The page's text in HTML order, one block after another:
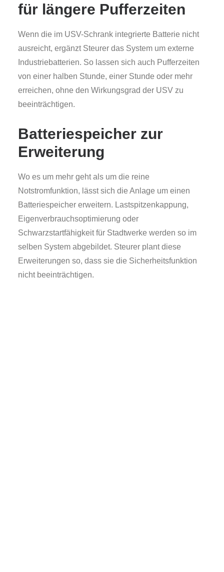
für längere Pufferzeiten
Wenn die im USV-Schrank integrierte Batterie nicht
ausreicht, ergänzt Steurer das System um externe
Industriebatterien. So lassen sich auch Pufferzeiten
von einer halben Stunde, einer Stunde oder mehr
erreichen, ohne den Wirkungsgrad der USV zu
beeinträchtigen.
Batteriespeicher zur
Erweiterung
Wo es um mehr geht als um die reine
Notstromfunktion, lässt sich die Anlage um einen
Batteriespeicher erweitern. Lastspitzenkappung,
Eigenverbrauchsoptimierung oder
Schwarzstartfähigkeit für Stadtwerke werden so im
selben System abgebildet. Steurer plant diese
Erweiterungen so, dass sie die Sicherheitsfunktion
nicht beeinträchtigen.